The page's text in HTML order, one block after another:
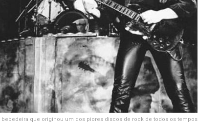
bebedeira que originou um dos piores discos de rock de todos os tempos